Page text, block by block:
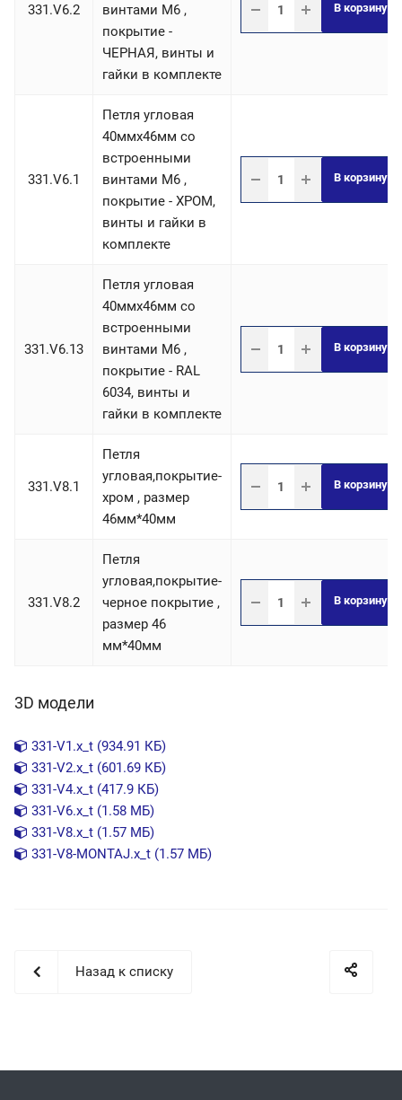
331.V6.2
винтами М6 ,
покрытие -
ЧЕРНАЯ, винты и
гайки в комплекте
В корзину
331.V6.1
Петля угловая
40ммх46мм со
встроенными
винтами М6 ,
покрытие - ХРОМ,
винты и гайки в
комплекте
В корзину
331.V6.13
Петля угловая
40ммх46мм со
встроенными
винтами М6 ,
покрытие - RAL
6034, винты и
гайки в комплекте
В корзину
331.V8.1
Петля
угловая,покрытие-
хром , размер
46мм*40мм
В корзину
331.V8.2
Петля
угловая,покрытие-
черное покрытие ,
размер 46
мм*40мм
В корзину
3D модели
331-V1.x_t (934.91 КБ)
331-V2.x_t (601.69 КБ)
331-V4.x_t (417.9 КБ)
331-V6.x_t (1.58 МБ)
331-V8.x_t (1.57 МБ)
331-V8-MONTAJ.x_t (1.57 МБ)
Назад к списку